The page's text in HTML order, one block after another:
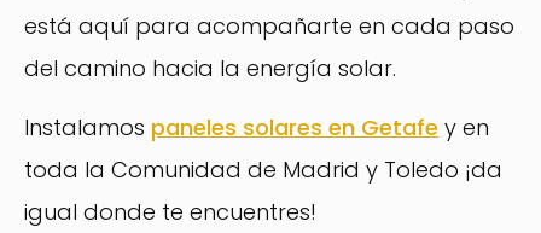
está aquí para acompañarte en cada paso
del camino hacia la energía solar.
Instalamos paneles solares en Getafe y en
toda la Comunidad de Madrid y Toledo ¡da
igual donde te encuentres!